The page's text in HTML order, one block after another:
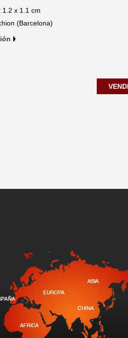
1.2 x 1.1 cm
(Barcelona)